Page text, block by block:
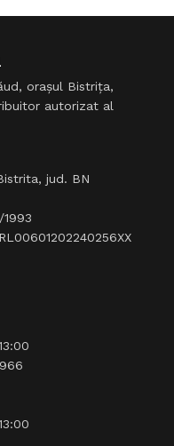
oraşul Bistriţa,
autorizat al
jud. BN